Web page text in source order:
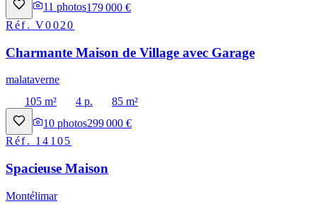
11 photos179 000 €
Réf.V0020
Charmante Maison de Village avec Garage
malataverne
105 m²
4 p.
85 m²
10 photos299 000 €
Réf. 14105
Spacieuse Maison
Montélimar